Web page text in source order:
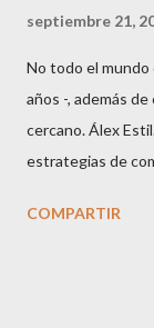
septiembre 21,
No todo el
años -, además
cercano. Álex
estrategias de
colaboradores y
COMPARTIR